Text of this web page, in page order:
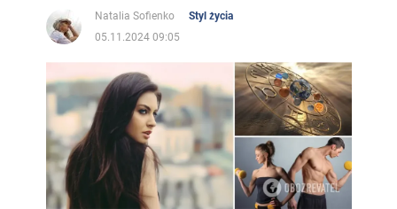
Natalia Sofienko
Styl życia
05.11.2024 09:05